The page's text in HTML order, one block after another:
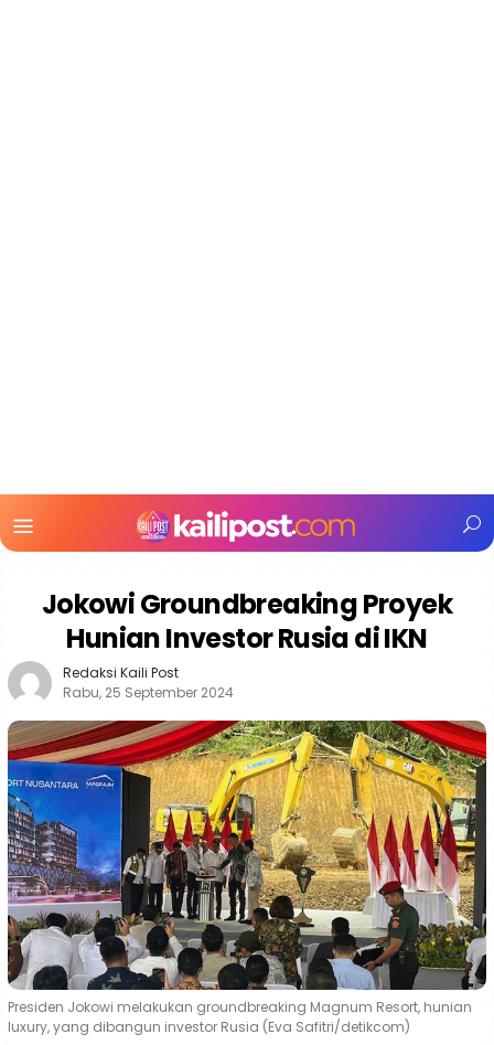
Mobile
Jokowi Groundbreaking Proyek
Hunian Investor Rusia di IKN
Redaksi Kaili Post
Rabu, 25 September 2024
Presiden Jokowi melakukan groundbreaking Magnum Resort, hunian
luxury, yang dibangun investor Rusia (Eva Safitri/detikcom)